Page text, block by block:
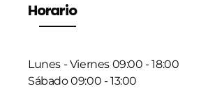
Horario
Lunes - Viernes 09:00 - 18:00
Sábado 09:00 - 13:00